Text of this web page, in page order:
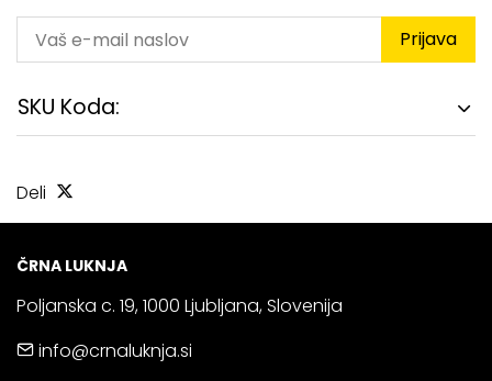
Prijava
SKU Koda:
Deli
ČRNA LUKNJA
Poljanska c. 19, 1000 Ljubljana, Slovenija
info@crnaluknja.si